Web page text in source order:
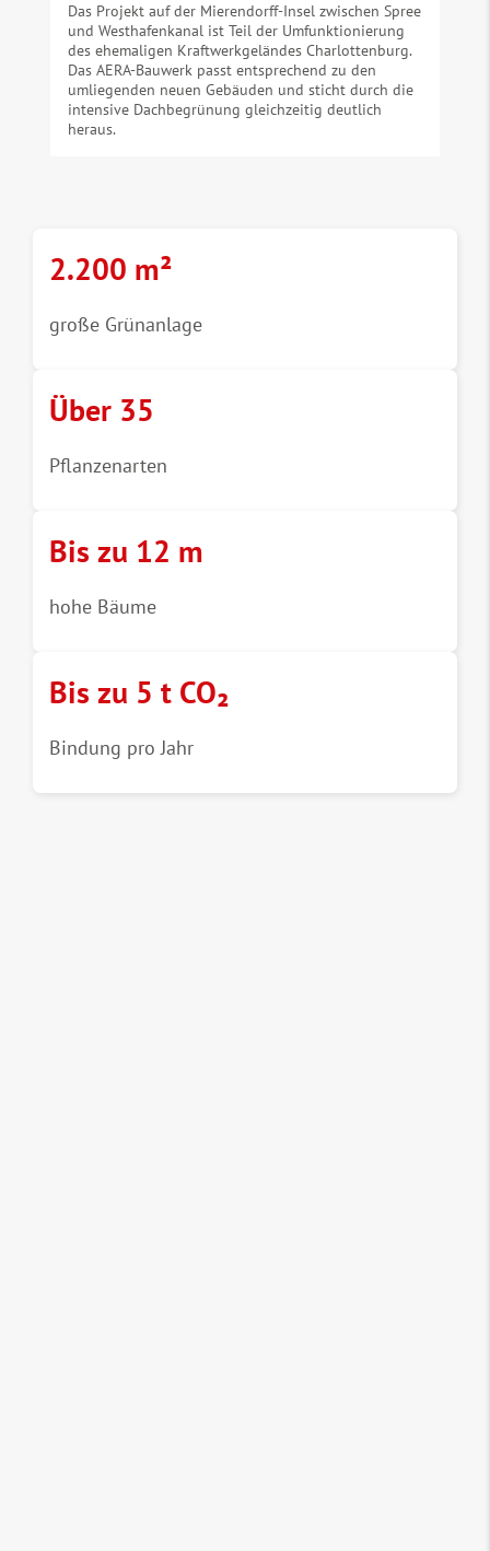
Das Projekt auf der Mierendorff-Insel zwischen Spree
und Westhafenkanal ist Teil der Umfunktionierung
des ehemaligen Kraftwerkgeländes Charlottenburg.
Das AERA-Bauwerk passt entsprechend zu den
umliegenden neuen Gebäuden und sticht durch die
intensive Dachbegrünung gleichzeitig deutlich
heraus.
2.200 m²
große Grünanlage
Über 35
Pflanzenarten
Bis zu 12 m
hohe Bäume
Bis zu 5 t CO₂
Bindung pro Jahr